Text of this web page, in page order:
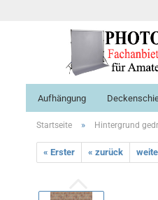
Aufhängung
Startseite » Hintergrund
« Erster « zurück